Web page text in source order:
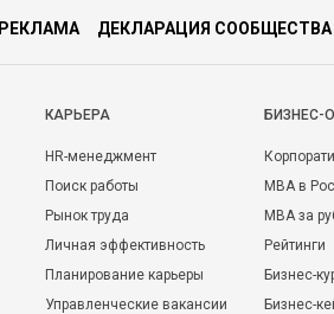
РЕКЛАМА ДЕКЛАРАЦИЯ СООБЩЕСТВА
КАРЬЕРА
HR-менеджмент
Поиск работы
Рынок труда
Личная эффективность
Планирование карьеры
Управленческие вакансии
БИЗНЕС-
MBA в
MBA за
Рейтинги
Бизнес-
Бизнес-